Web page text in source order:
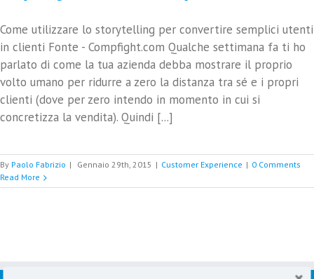
Come utilizzare lo storytelling per convertire semplici utenti
in clienti Fonte - Compfight.com Qualche settimana fa ti ho
parlato di come la tua azienda debba mostrare il proprio
volto umano per ridurre a zero la distanza tra sé e i propri
clienti (dove per zero intendo in momento in cui si
concretizza la vendita). Quindi [...]
By Paolo Fabrizio | Gennaio 29th, 2015 | Customer Experience | 0 Comments
Read More